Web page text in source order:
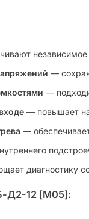
независимое
—
—
— повышает
—
диагностику
Д2-12 [M05]: